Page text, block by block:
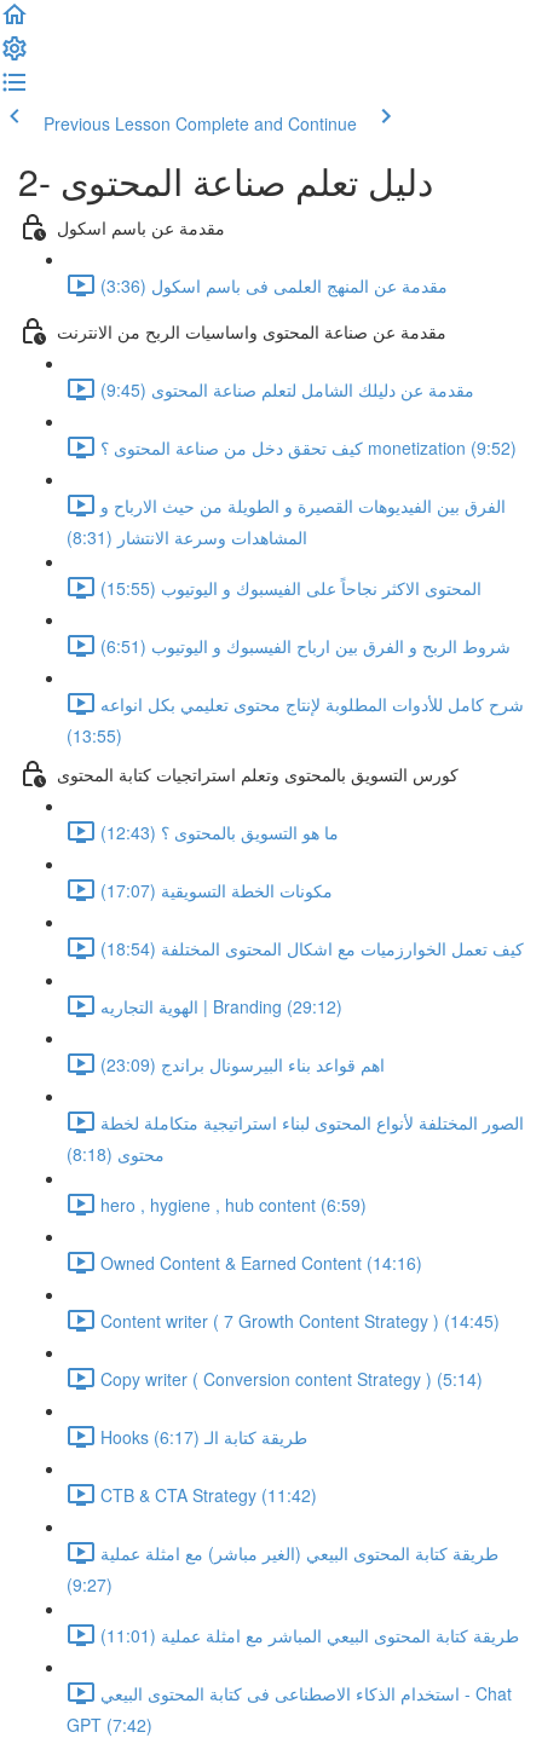
Previous Lesson Complete and Continue
2- دليل تعلم صناعة المحتوى
مقدمة عن باسم اسكول
مقدمة عن المنهج العلمى فى باسم اسكول (3:36)
مقدمة عن صناعة المحتوى واساسيات الربح من الانترنت
مقدمة عن دليلك الشامل لتعلم صناعة المحتوى (9:45)
كيف تحقق دخل من صناعة المحتوى ؟ monetization (9:52)
الفرق بين الفيديوهات القصيرة و الطويلة من حيث الارباح و
المشاهدات وسرعة الانتشار (8:31)
المحتوى الاكثر نجاحاً على الفيسبوك و اليوتيوب (15:55)
شروط الربح و الفرق بين ارباح الفيسبوك و اليوتيوب (6:51)
شرح كامل للأدوات المطلوبة لإنتاج محتوى تعليمي بكل انواعه
(13:55)
كورس التسويق بالمحتوى وتعلم استراتجيات كتابة المحتوى
ما هو التسويق بالمحتوى ؟ (12:43)
مكونات الخطة التسويقية (17:07)
كيف تعمل الخوارزميات مع اشكال المحتوى المختلفة (18:54)
الهوية التجاريه | Branding (29:12)
اهم قواعد بناء البيرسونال براندج (23:09)
الصور المختلفة لأنواع المحتوى لبناء استراتيجية متكاملة لخطة
محتوى (8:18)
hero , hygiene , hub content (6:59)
Owned Content & Earned Content (14:16)
Content writer ( 7 Growth Content Strategy ) (14:45)
Copy writer ( Conversion content Strategy ) (5:14)
Hooks طريقة كتابة الـ (6:17)
CTB & CTA Strategy (11:42)
طريقة كتابة المحتوى البيعي (الغير مباشر) مع امثلة عملية
(9:27)
طريقة كتابة المحتوى البيعي المباشر مع امثلة عملية (11:01)
استخدام الذكاء الاصطناعى فى كتابة المحتوى البيعي - Chat
GPT (7:42)